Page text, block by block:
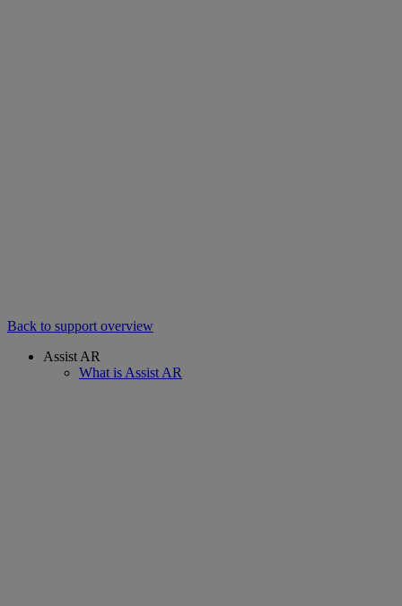
Back to support overview
Assist AR
What is Assist AR